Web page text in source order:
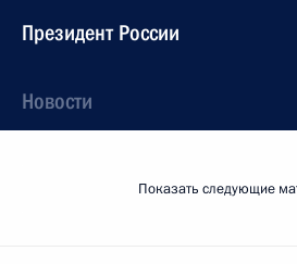
Президент России
Новости
Показать следующие